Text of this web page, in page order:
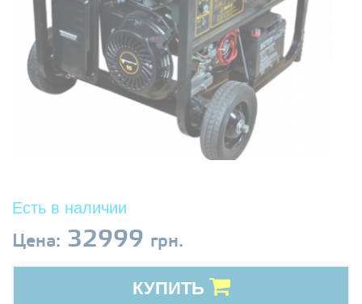
Есть в наличии
Цена: 32999 грн.
КУПИТЬ